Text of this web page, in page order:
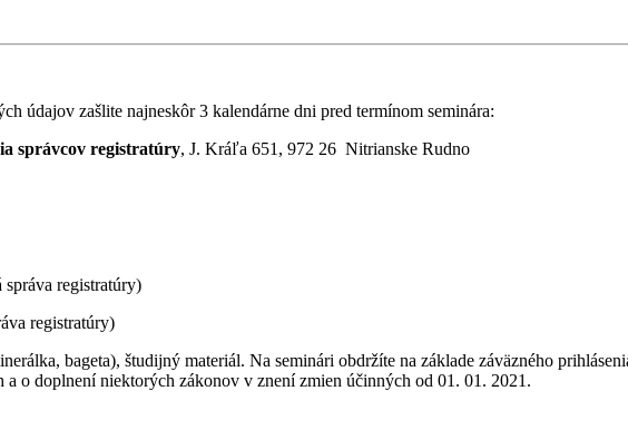
údajov zašlite najneskôr 3 kalendárne dni pred termínom seminára:
správcov registratúry, J. Kráľa 651, 972 26 Nitrianske Rudno
registratúry)
registratúry)
bageta), študijný materiál. Na seminári obdržíte na základe záväzného
a o doplnení niektorých zákonov v znení zmien účinných od 01. 01. 2021.